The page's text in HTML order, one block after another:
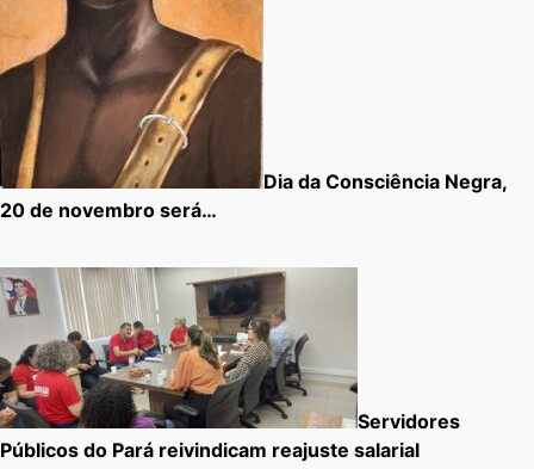
Dia da Consciência Negra,
20 de novembro será…
Servidores
Públicos do Pará reivindicam reajuste salarial